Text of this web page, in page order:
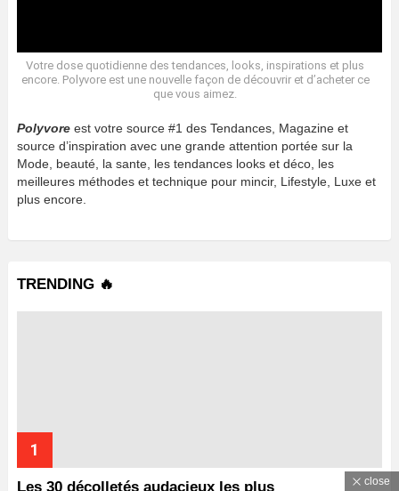
Votre dose quotidienne des tendances, looks, inspirations et plus
encore. Polyvore est une nouvelle façon de découvrir et d’acheter ce
que vous aimez.
Polyvore est votre source #1 des Tendances, Magazine et
source d’inspiration avec une grande attention portée sur la
Mode, beauté, la sante, les tendances looks et déco, les
meilleures méthodes et technique pour mincir, Lifestyle, Luxe et
plus encore.
TRENDING 🔥
Les 30 décolletés audacieux les plus close